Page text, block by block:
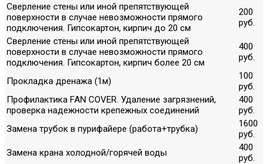
Сверление стены или иной препятствующей
поверхности в случае невозможности прямого
подключения. Гипсокартон, кирпич до 20 см
200
руб.
Сверление стены или иной препятствующей
поверхности в случае невозможности прямого
подключения. Гипсокартон, кирпич более 20 см
400
руб.
Прокладка дренажа (1м)
100
руб.
Профилактика FAN COVER. Удаление загрязнений,
проверка надежности крепежных соединений
400
руб.
Замена трубок в пурифайере (работа+трубка)
1600
руб.
Замена крана холодной/горячей воды
400
руб.